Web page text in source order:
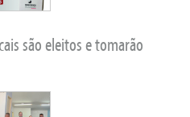
são eleitos e tomarão